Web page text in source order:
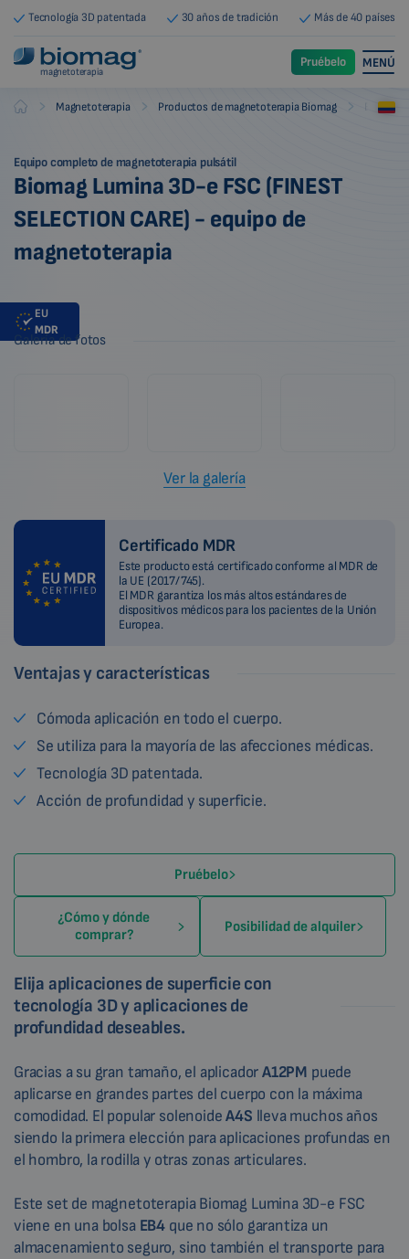
Tecnología 3D patentada 30 años de tradición Más de 40 países
magnetoterapia
Pruébelo MENÚ
Biomag Magnetoterapia Productos de magnetoterapia Biomag Equipos
Equipo completo de magnetoterapia pulsátil
Biomag Lumina 3D-e FSC (FINEST
SELECTION CARE) - equipo de
magnetoterapia
EU
MDR
Galería de fotos
Ver la galería
Certificado MDR
Este producto está certificado conforme al MDR de
la UE (2017/745).
El MDR garantiza los más altos estándares de
dispositivos médicos para los pacientes de la Unión
Europea.
Ventajas y características
Cómoda aplicación en todo el cuerpo.
Se utiliza para la mayoría de las afecciones médicas.
Tecnología 3D patentada.
Acción de profundidad y superficie.
Pruébelo
¿Cómo y dónde
comprar?
Posibilidad de alquiler
Elija aplicaciones de superficie con
tecnología 3D y aplicaciones de
profundidad deseables.
Gracias a su gran tamaño, el aplicadorA12PM puede
aplicarse en grandes partes del cuerpo con la máxima
comodidad. El popular solenoideA4S lleva muchos años
siendo la primera elección para aplicaciones profundas en
el hombro, la rodilla y otras zonas articulares.
Este set de magnetoterapia Biomag Lumina 3D-e FSC
viene en una bolsa EB4 que no sólo garantiza un
almacenamiento seguro, sino también el transporte para